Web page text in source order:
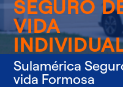
SEGURO
VIDA
Sulamérica
vida Formosa